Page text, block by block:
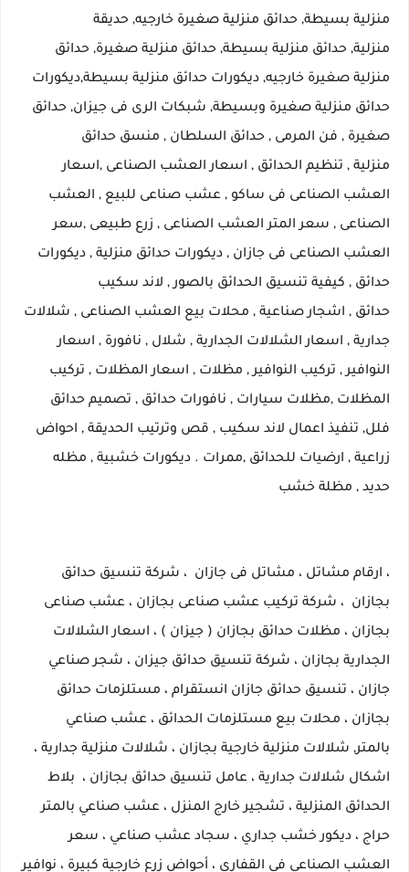
منزلية بسيطة, حدائق منزلية صغيرة خارجيه, حديقة
منزلية, حدائق منزلية بسيطة, حدائق منزلية صغيرة, حدائق
منزلية صغيرة خارجيه, ديكورات حدائق منزلية بسيطة,ديكورات
حدائق منزلية صغيرة وبسيطة, شبكات الرى فى جيزان, حدائق
صغيرة , فن المرمى , حدائق السلطان , منسق حدائق
منزلية , تنظيم الحدائق , اسعار العشب الصناعى ,اسعار
العشب الصناعى فى ساكو , عشب صناعى للبيع , العشب
الصناعى , سعر المتر العشب الصناعى , زرع طبيعى ,سعر
العشب الصناعى فى جازان , ديكورات حدائق منزلية , ديكورات
حدائق , كيفية تنسيق الحدائق بالصور , لاند سكيب
حدائق , اشجار صناعية , محلات بيع العشب الصناعى , شلالات
جدارية , اسعار الشلالات الجدارية , شلال , نافورة , اسعار
النوافير , تركيب النوافير , مظلات , اسعار المظلات , تركيب
المظلات ,مظلات سيارات , نافورات حدائق , تصميم حدائق
فلل, تنفيذ اعمال لاند سكيب , قص وترتيب الحديقة , احواض
زراعية , ارضيات للحدائق ,ممرات . ديكورات خشبية , مظله
حديد , مظلة خشب
، ارقام مشاتل ، مشاتل فى جازان ، شركة تنسيق حدائق
بجازان ، شركة تركيب عشب صناعى بجازان ، عشب صناعى
بجازان ، مظلات حدائق بجازان ( جيزان ) ، اسعار الشلالات
الجدارية بجازان ، شركة تنسيق حدائق جيزان ، شجر صناعي
جازان ، تنسيق حدائق جازان انستقرام ، مستلزمات حدائق
بجازان ، محلات بيع مستلزمات الحدائق ، عشب صناعي
بالمتر, شلالات منزلية خارجية بجازان ، شلالات منزلية جدارية ،
اشكال شلالات جدارية ، عامل تنسيق حدائق بجازان ، بلاط
الحدائق المنزلية ، تشجير خارج المنزل ، عشب صناعي بالمتر
حراج ، ديكور خشب جداري ، سجاد عشب صناعي ، سعر
العشب الصناعي في القفاري ، أحواض زرع خارجية كبيرة ، نوافير